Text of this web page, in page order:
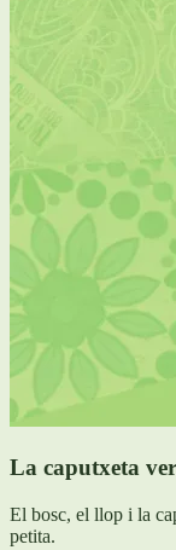
La caputxeta
El bosc, el llop i la
petita.